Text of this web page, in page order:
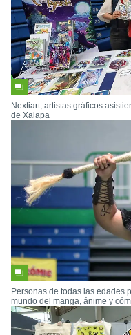
Nextiart, artistas gráficos
de Xalapa
Personas de todas las edades
mundo del manga, ánime y